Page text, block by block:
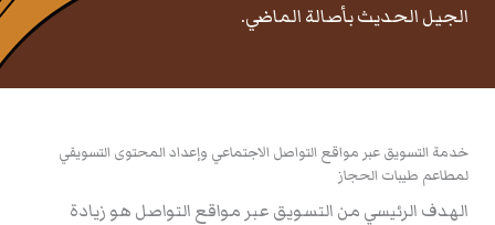
الجيل الحديث بأصالة الماضي.
خدمة التسويق عبر مواقع التواصل الاجتماعي وإعداد المحتوى التسويقي
لمطاعم طيبات الحجاز
الهدف الرئيسي من التسويق عبر مواقع التواصل هو زيادة